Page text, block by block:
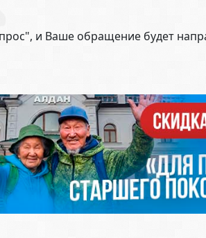
и Ваше обращение будет